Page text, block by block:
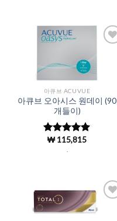
아큐브 ACUVUE
아큐브 오아시스 원데이 (90
개들이)
5 중에서
로 평
₩115,815
Add to
Wishlist